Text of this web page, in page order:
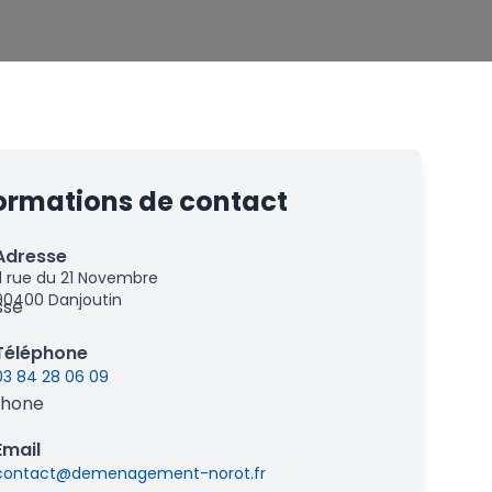
de contact
rue du 21 Novembre
Danjoutin
84 28 06 09
norot.fr